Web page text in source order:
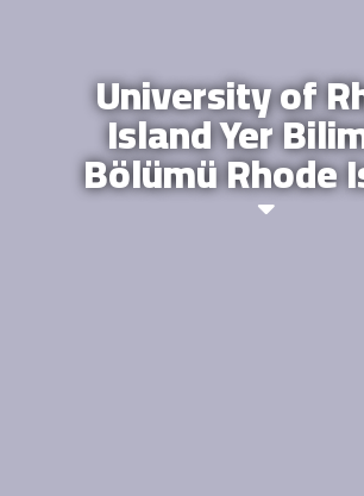
University of
Island Yer
Bölümü Rhode